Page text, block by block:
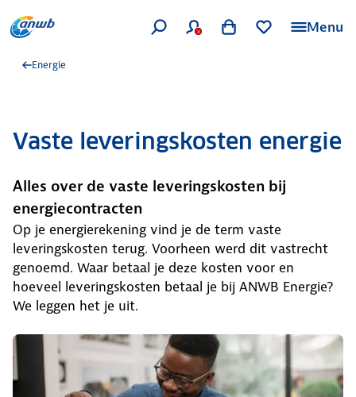
Menu
Energie
Vaste leveringskosten energie
Alles over de vaste leveringskosten bij
energiecontracten
Op je energierekening vind je de term vaste
leveringskosten terug. Voorheen werd dit vastrecht
genoemd. Waar betaal je deze kosten voor en
hoeveel leveringskosten betaal je bij ANWB Energie?
We leggen het je uit.